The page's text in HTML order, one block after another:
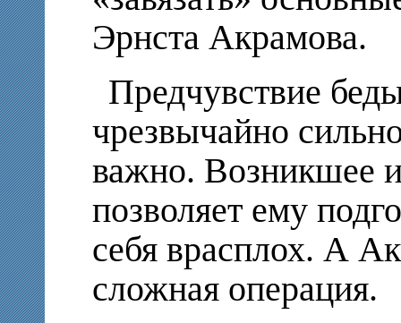
Эрнста Акрамова.
Предчувствие
чрезвычайно
важно. Возникшее
позволяет ему
себя врасплох. А
сложная операция.